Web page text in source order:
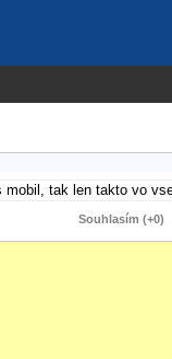
tak len takto vo
Souhlasím (+0)